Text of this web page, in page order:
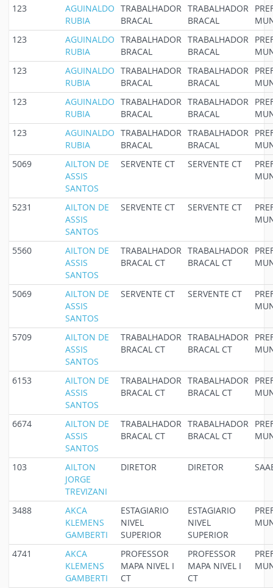
123
AGUINALDO
RUBIA
TRABALHADOR
BRACAL
TRABALHADOR
BRACAL
123
AGUINALDO
RUBIA
TRABALHADOR
BRACAL
TRABALHADOR
BRACAL
123
AGUINALDO
RUBIA
TRABALHADOR
BRACAL
TRABALHADOR
BRACAL
123
AGUINALDO
RUBIA
TRABALHADOR
BRACAL
TRABALHADOR
BRACAL
123
AGUINALDO
RUBIA
TRABALHADOR
BRACAL
TRABALHADOR
BRACAL
5069
AILTON DE
ASSIS
SANTOS
SERVENTE CT SERVENTE CT
5231
AILTON DE
ASSIS
SANTOS
SERVENTE CT SERVENTE CT
5560
AILTON DE
ASSIS
SANTOS
TRABALHADOR
BRACAL CT
TRABALHADOR
BRACAL CT
5069
AILTON DE
ASSIS
SANTOS
SERVENTE CT SERVENTE CT
5709
AILTON DE
ASSIS
SANTOS
TRABALHADOR
BRACAL CT
TRABALHADOR
BRACAL CT
6153
AILTON DE
ASSIS
SANTOS
TRABALHADOR
BRACAL CT
TRABALHADOR
BRACAL CT
6674
AILTON DE
ASSIS
SANTOS
TRABALHADOR
BRACAL CT
TRABALHADOR
BRACAL CT
103
AILTON
JORGE
TREVIZANI
DIRETOR DIRETOR
3488
AKCA
KLEMENS
GAMBERTI
ESTAGIARIO
NIVEL
SUPERIOR
ESTAGIARIO
NIVEL
SUPERIOR
4741
AKCA
KLEMENS
GAMBERTI
PROFESSOR
MAPA NIVEL I
CT
PROFESSOR
MAPA NIVEL I
CT